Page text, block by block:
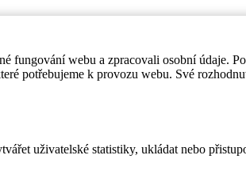
fungování webu a zpracovali osobní údaje.
potřebujeme k provozu webu. Své
uživatelské statistiky, ukládat nebo